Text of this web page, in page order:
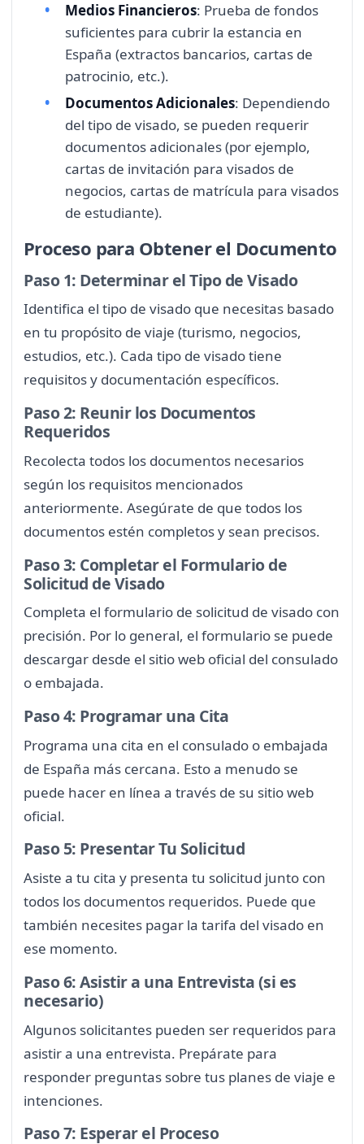
Medios Financieros: Prueba de fondos
suficientes para cubrir la estancia en
España (extractos bancarios, cartas de
patrocinio, etc.).
Documentos Adicionales: Dependiendo
del tipo de visado, se pueden requerir
documentos adicionales (por ejemplo,
cartas de invitación para visados de
negocios, cartas de matrícula para visados
de estudiante).
Proceso para Obtener el Documento
Paso 1: Determinar el Tipo de Visado
Identifica el tipo de visado que necesitas basado
en tu propósito de viaje (turismo, negocios,
estudios, etc.). Cada tipo de visado tiene
requisitos y documentación específicos.
Paso 2: Reunir los Documentos
Requeridos
Recolecta todos los documentos necesarios
según los requisitos mencionados
anteriormente. Asegúrate de que todos los
documentos estén completos y sean precisos.
Paso 3: Completar el Formulario de
Solicitud de Visado
Completa el formulario de solicitud de visado con
precisión. Por lo general, el formulario se puede
descargar desde el sitio web oficial del consulado
o embajada.
Paso 4: Programar una Cita
Programa una cita en el consulado o embajada
de España más cercana. Esto a menudo se
puede hacer en línea a través de su sitio web
oficial.
Paso 5: Presentar Tu Solicitud
Asiste a tu cita y presenta tu solicitud junto con
todos los documentos requeridos. Puede que
también necesites pagar la tarifa del visado en
ese momento.
Paso 6: Asistir a una Entrevista (si es
necesario)
Algunos solicitantes pueden ser requeridos para
asistir a una entrevista. Prepárate para
responder preguntas sobre tus planes de viaje e
intenciones.
Paso 7: Esperar el Proceso